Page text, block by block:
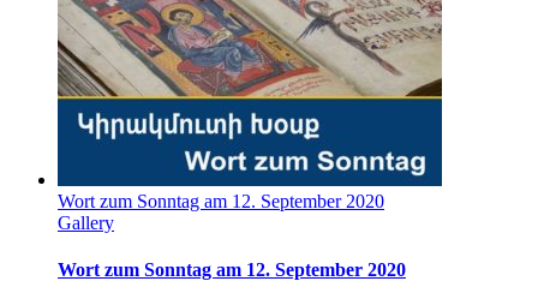
Wort zum Sonntag am 12. September 2020
Gallery
Wort zum Sonntag am 12. September 2020